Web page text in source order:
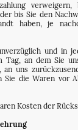
bis Sie den
haben, je
und in
Tag, an dem Sie
uns
die Waren vor
Kosten der